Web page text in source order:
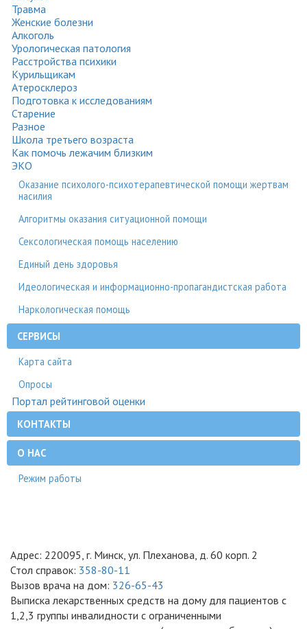
Травма
Женские болезни
Алкоголь
Урологическая патология
Расстройства психики
Курильщикам
Атеросклероз
Подготовка к исследованиям
Старение
Разное
Школа третьего возраста
Как помочь лежачим близким
ЭКО
Оказание психолого-психотерапевтической помощи жертвам
насилия
Алгоритмы оказания ситуационной помощи
Сексологическая помощь населению
Единый день здоровья
Идеологическая и информационно-пропагандистская работа
Наркологическая помощь
СЕРВИСЫ
Карта сайта
Опросы
Портал рейтинговой оценки
КОНТАКТЫ
О НАС
Режим работы
Адрес: 220095, г. Минск, ул. Плеханова, д. 60 корп. 2
Стол справок: 358-80-11
Вызов врача на дом: 326-65-43
Выписка лекарственных средств на дому для пациентов с
1,2,3 группы инвалидности с ограниченными